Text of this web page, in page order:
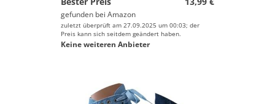
gefunden bei Amazon
zuletzt überprüft am 27.09.2025 um 00:03; der
Preis kann sich seitdem geändert haben.
Keine weiteren Anbieter